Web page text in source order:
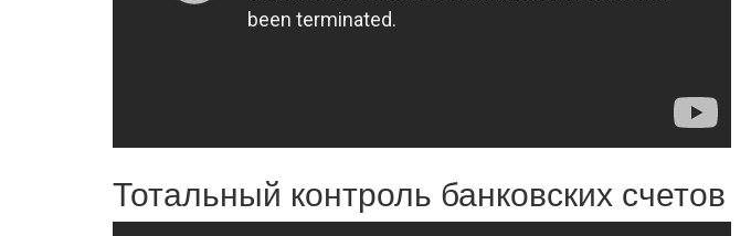
Тотальный контроль банковских счетов